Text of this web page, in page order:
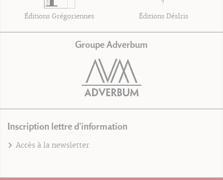
Éditions Grégoriennes Éditions DésIris
Groupe Adverbum
Inscription lettre d'information
Accès à la newsletter